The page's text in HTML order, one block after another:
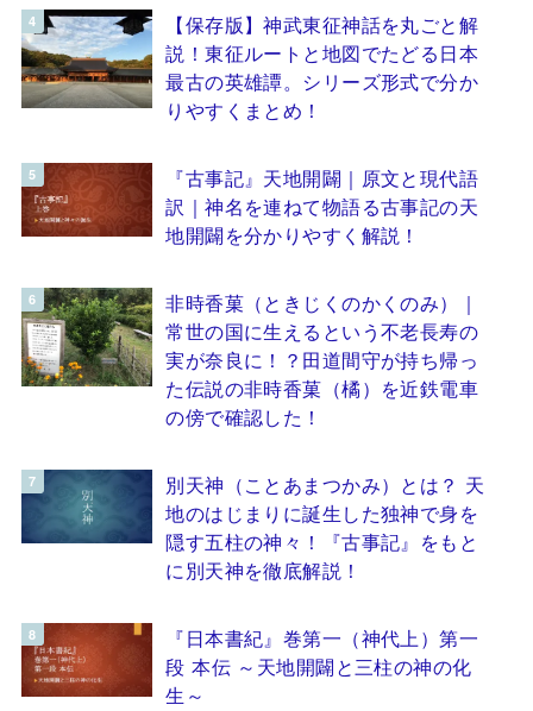
【保存版】神武東征神話を丸ごと解
説！東征ルートと地図でたどる日本
最古の英雄譚。シリーズ形式で分か
りやすくまとめ！
『古事記』天地開闢｜原文と現代語
訳｜神名を連ねて物語る古事記の天
地開闢を分かりやすく解説！
非時香菓（ときじくのかくのみ）｜
常世の国に生えるという不老長寿の
実が奈良に！？田道間守が持ち帰っ
た伝説の非時香菓（橘）を近鉄電車
の傍で確認した！
別天神（ことあまつかみ）とは？ 天
地のはじまりに誕生した独神で身を
隠す五柱の神々！『古事記』をもと
に別天神を徹底解説！
『日本書紀』巻第一（神代上）第一
段 本伝 ～天地開闢と三柱の神の化
生～